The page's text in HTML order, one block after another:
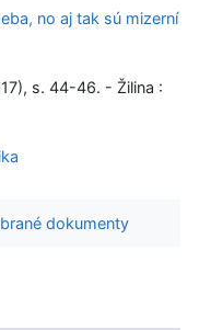
no aj tak sú mizerní
s. 44-46. - Žilina :
dokumenty